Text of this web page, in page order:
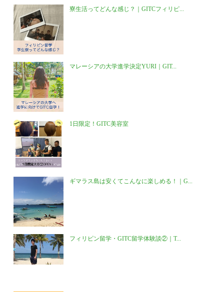
寮生活ってどんな感じ？｜GITCフィリピ...
マレーシアの大学進学決定YURI｜GIT...
1日限定！GITC美容室
ギマラス島は安くてこんなに楽しめる！｜G...
フィリピン留学・GITC留学体験談②｜T...